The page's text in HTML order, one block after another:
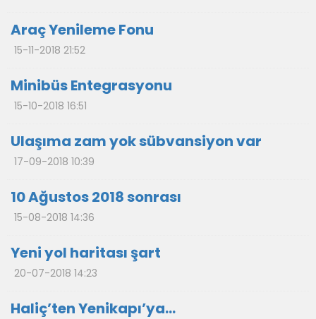
Araç Yenileme Fonu
15-11-2018 21:52
Minibüs Entegrasyonu
15-10-2018 16:51
Ulaşıma zam yok sübvansiyon var
17-09-2018 10:39
10 Ağustos 2018 sonrası
15-08-2018 14:36
Yeni yol haritası şart
20-07-2018 14:23
Haliç’ten Yenikapı’ya…